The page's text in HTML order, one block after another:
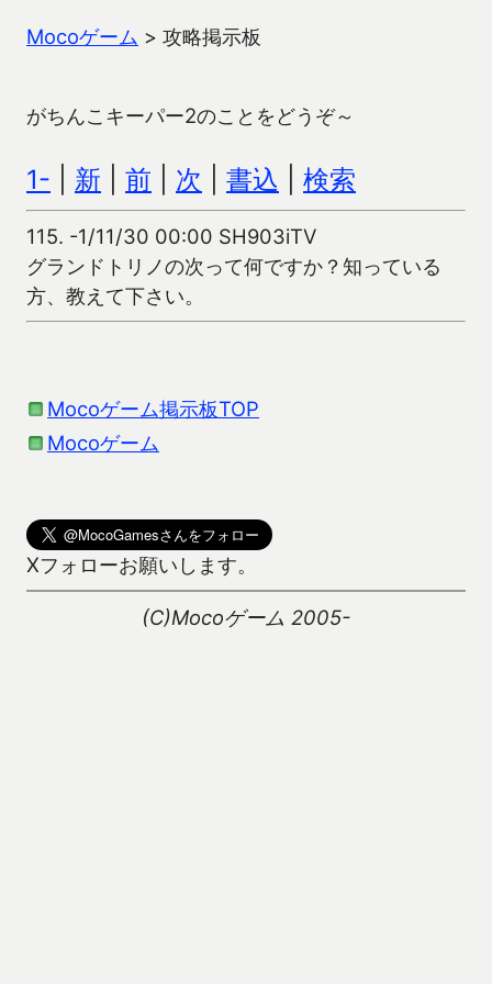
Mocoゲーム > 攻略掲示板
がちんこキーパー2のことをどうぞ～
1- 新 前 次 書込 検索
115. -1/11/30 00:00 SH903iTV
グランドトリノの次って何ですか？知っている
方、教えて下さい。
Mocoゲーム掲示板TOP
Mocoゲーム
Xフォローお願いします。
(C)Mocoゲーム 2005-